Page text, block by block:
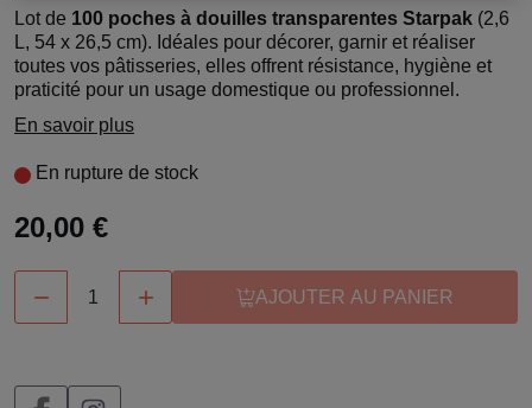
Lot de 100 poches à douilles transparentes Starpak (2,6
L, 54 x 26,5 cm). Idéales pour décorer, garnir et réaliser
toutes vos pâtisseries, elles offrent résistance, hygiène et
praticité pour un usage domestique ou professionnel.
En savoir plus
En rupture de stock
20,00 €
  AJOUTER AU PANIER